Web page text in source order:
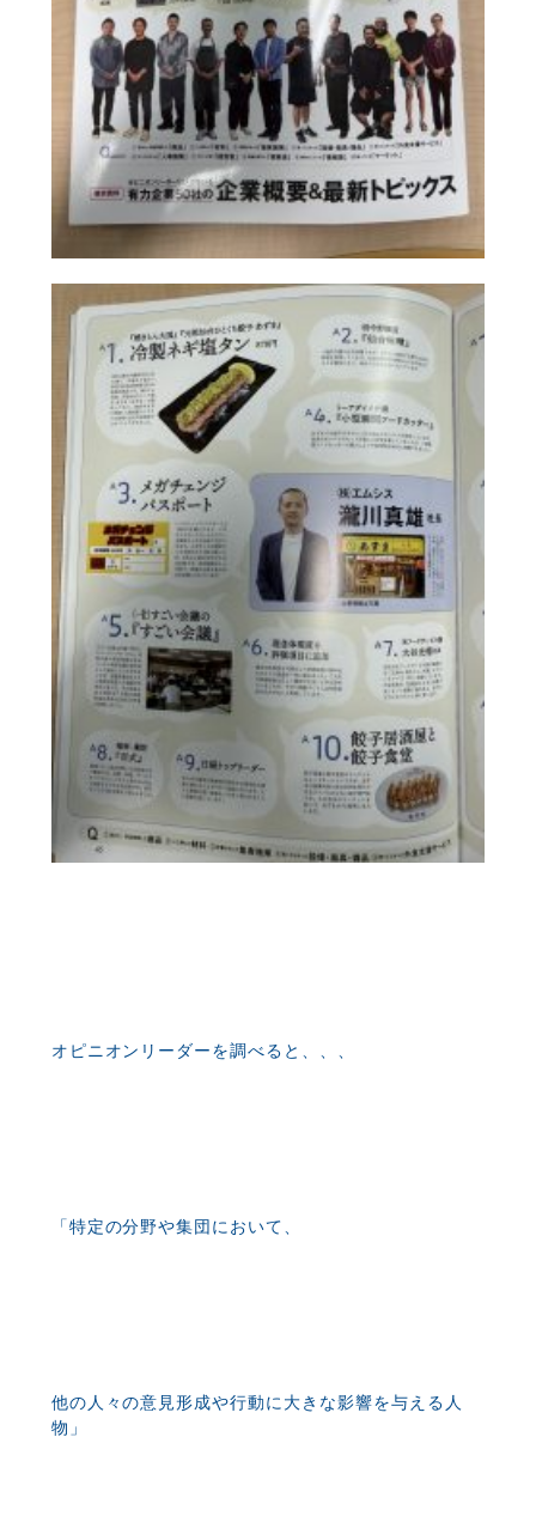
オピニオンリーダーを調べると、、、
「特定の分野や集団において、
他の人々の意見形成や行動に大きな影響を与える人
物」